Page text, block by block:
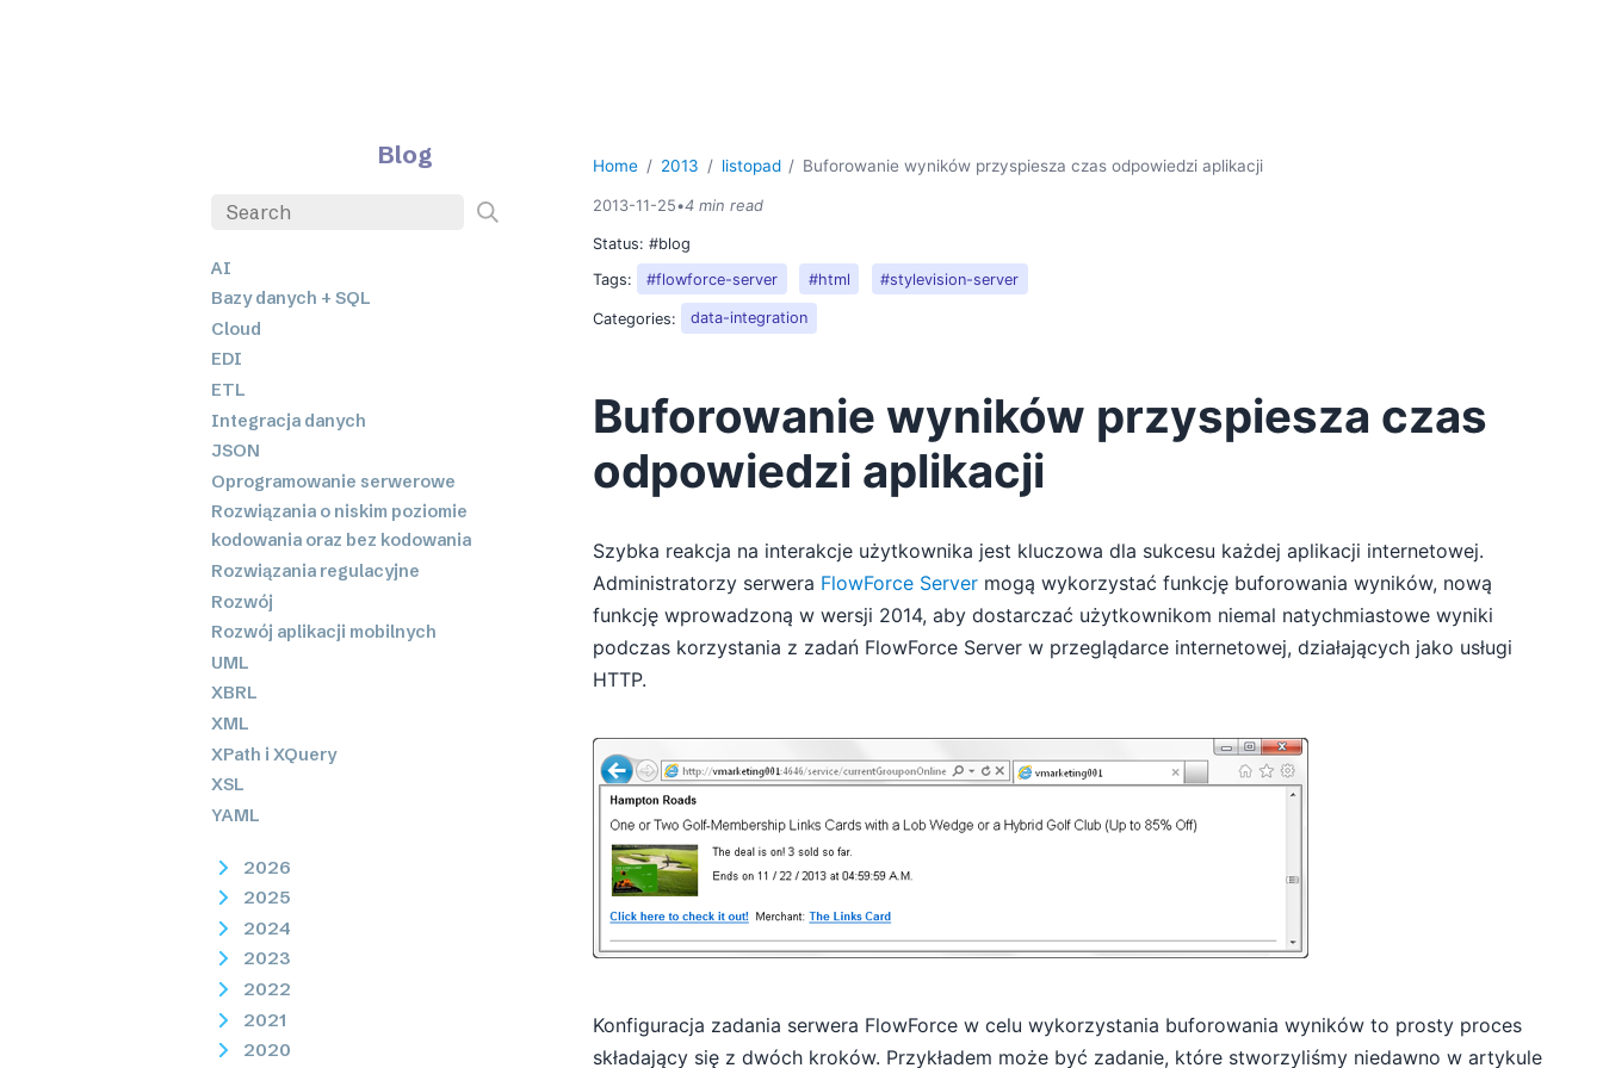
Blog
AI
Bazy danych + SQL
Cloud
EDI
ETL
Integracja danych
JSON
Oprogramowanie serwerowe
Rozwiązania o niskim poziomie
kodowania oraz bez kodowania
Rozwiązania regulacyjne
Rozwój
Rozwój aplikacji mobilnych
UML
XBRL
XML
XPath i XQuery
XSL
YAML
2026
2025
2024
2023
2022
2021
2020
Home 2013 listopad Buforowanie wyników przyspiesza czas odpowiedzi aplikacji
2013-11-25•4 min read
Status:#blog
Tags:
#flowforce-server #html #stylevision-server
Categories: data-integration
Buforowanie wyników przyspiesza czas
odpowiedzi aplikacji
Szybka reakcja na interakcje użytkownika jest kluczowa dla sukcesu każdej aplikacji internetowej.
Administratorzy serwera FlowForce Server mogą wykorzystać funkcję buforowania wyników, nową
funkcję wprowadzoną w wersji 2014, aby dostarczać użytkownikom niemal natychmiastowe wyniki
podczas korzystania z zadań FlowForce Server w przeglądarce internetowej, działających jako usługi
HTTP.
Konfiguracja zadania serwera FlowForce w celu wykorzystania buforowania wyników to prosty proces
składający się z dwóch kroków. Przykładem może być zadanie, które stworzyliśmy niedawno w artykule